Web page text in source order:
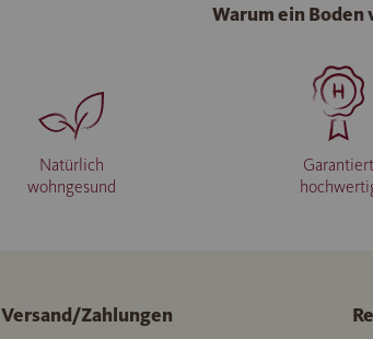
Warum ein Boden
Natürlich
wohngesund
Garantiert
Versand/Zahlungen